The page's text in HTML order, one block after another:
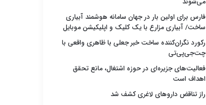
فارس برای اولین بار در جهان سامانه هوشمند آبیاری
ساخت/ آبیاری مزارع با یک کلیک و اپلیکیشن موبایل
رکورد نگران‌کننده ساخت خبر جعلی با ظاهری واقعی با
چت‌جی‌پی‌تی
فعالیت‌های جزیره‌ای در حوزه اشتغال، مانع تحقق
اهداف است
راز تناقض داروهای لاغری کشف شد